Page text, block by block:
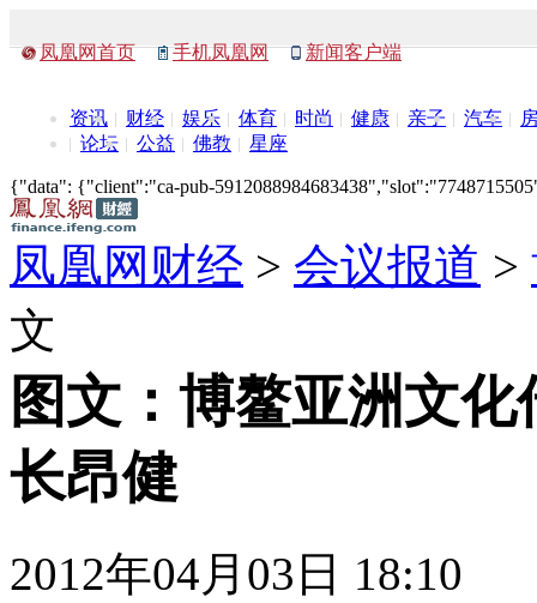
凤凰网首页 手机凤凰网 新闻客户端
资讯 财经 娱乐 体育 时尚 健康 亲子 汽车
论坛
公益 佛教 星座
{"data": {"client":"ca-pub-
凤凰网财经 > 会议报道 >
文
图文：博鳌亚洲文化
长昂健
2012年04月03日 18:10